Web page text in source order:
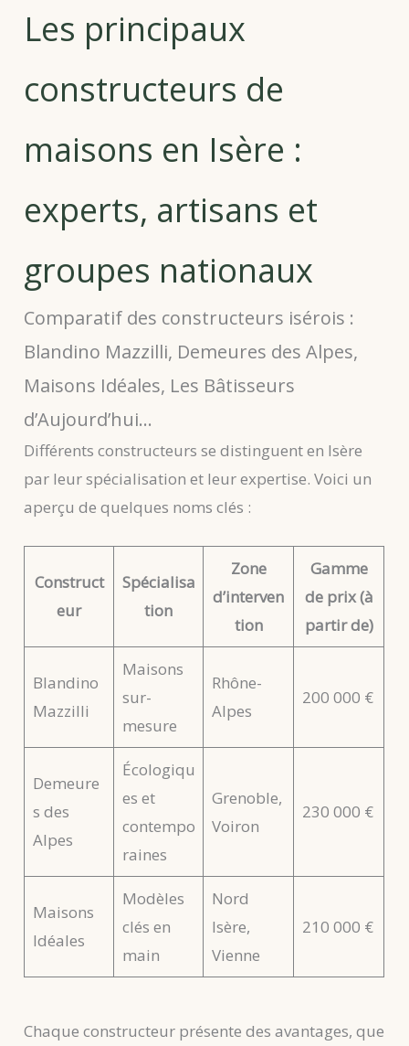
Les principaux
constructeurs de
maisons en Isère :
experts, artisans et
groupes nationaux
Comparatif des constructeurs isérois :
Blandino Mazzilli, Demeures des Alpes,
Maisons Idéales, Les Bâtisseurs
d’Aujourd’hui…
Différents constructeurs se distinguent en Isère
par leur spécialisation et leur expertise. Voici un
aperçu de quelques noms clés :
Construct
eur
Spécialisa
tion
Zone
d’interven
tion
Gamme
de prix (à
partir de)
Blandino
Mazzilli
Maisons
sur-
mesure
Rhône-
Alpes
200 000 €
Demeure
s des
Alpes
Écologiqu
es et
contempo
raines
Grenoble,
Voiron
230 000 €
Maisons
Idéales
Modèles
clés en
main
Nord
Isère,
Vienne
210 000 €
Chaque constructeur présente des avantages, que